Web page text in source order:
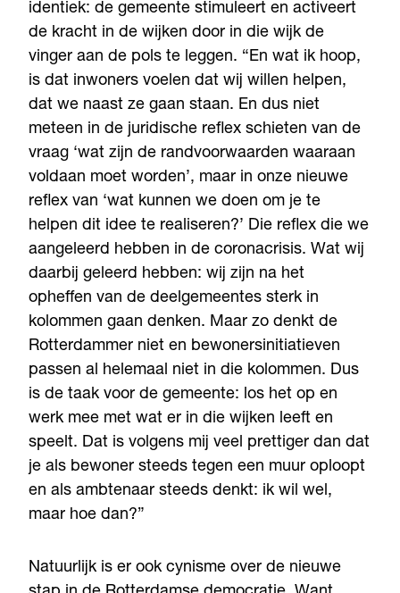
identiek: de gemeente stimuleert en activeert
de kracht in de wijken door in die wijk de
vinger aan de pols te leggen. “En wat ik hoop,
is dat inwoners voelen dat wij willen helpen,
dat we naast ze gaan staan. En dus niet
meteen in de juridische reflex schieten van de
vraag ‘wat zijn de randvoorwaarden waaraan
voldaan moet worden’, maar in onze nieuwe
reflex van ‘wat kunnen we doen om je te
helpen dit idee te realiseren?’ Die reflex die we
aangeleerd hebben in de coronacrisis. Wat wij
daarbij geleerd hebben: wij zijn na het
opheffen van de deelgemeentes sterk in
kolommen gaan denken. Maar zo denkt de
Rotterdammer niet en bewonersinitiatieven
passen al helemaal niet in die kolommen. Dus
is de taak voor de gemeente: los het op en
werk mee met wat er in die wijken leeft en
speelt. Dat is volgens mij veel prettiger dan dat
je als bewoner steeds tegen een muur oploopt
en als ambtenaar steeds denkt: ik wil wel,
maar hoe dan?”
Natuurlijk is er ook cynisme over de nieuwe